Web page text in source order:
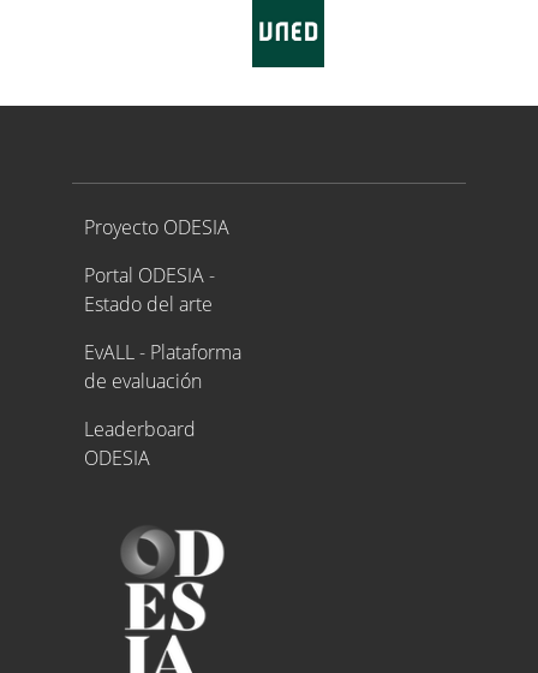
Proyecto ODESIA
Proyecto ODESIA
Portal ODESIA -
Estado del arte
EvALL - Plataforma
de evaluación
Leaderboard
ODESIA